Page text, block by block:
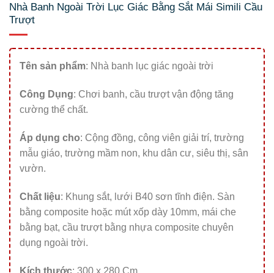
Nhà Banh Ngoài Trời Lục Giác Bằng Sắt Mái Simili Cầu
Trượt
Tên sản phẩm: Nhà banh lục giác ngoài trời
Công Dụng: Chơi banh, cầu trượt vận động tăng
cường thể chất.
Áp dụng cho: Cộng đồng, công viên giải trí, trường
mẫu giáo, trường mầm non, khu dân cư, siêu thị, sân
vườn.
Chất liệu: Khung sắt, lưới B40 sơn tĩnh điện. Sàn
bằng composite hoặc mút xốp dày 10mm, mái che
bằng bạt, cầu trượt bằng nhựa composite chuyên
dụng ngoài trời.
Kích thước: 300 x 280 Cm